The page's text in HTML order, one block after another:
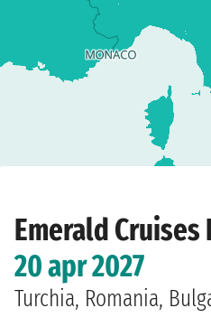
Emerald
20 apr 2027
Turchia, Romania,